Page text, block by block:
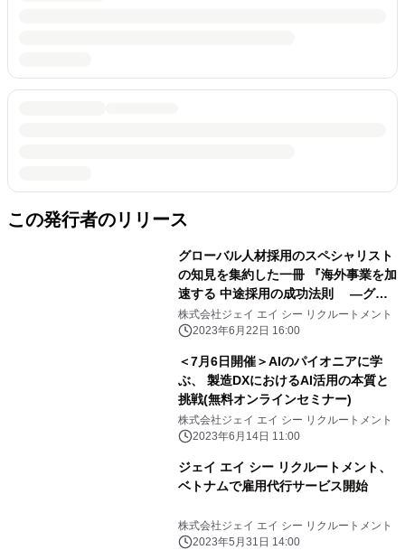
この発行者のリリース
グローバル人材採用のスペシャリスト
の知見を集約した一冊 『海外事業を加
速する 中途採用の成功法則 ―グロ
ーバルビジネスを勝ち抜く人材のロジ
スティクス―』が 2023年6月28日(水)
株式会社ジェイ エイ シー リクルートメント
2023年6月22日 16:00
＜7月6日開催＞AIのパイオニアに学
ぶ、 製造DXにおけるAI活用の本質と
挑戦(無料オンラインセミナー)
株式会社ジェイ エイ シー リクルートメント
2023年6月14日 11:00
ジェイ エイ シー リクルートメント、
ベトナムで雇用代行サービス開始
株式会社ジェイ エイ シー リクルートメント
2023年5月31日 14:00